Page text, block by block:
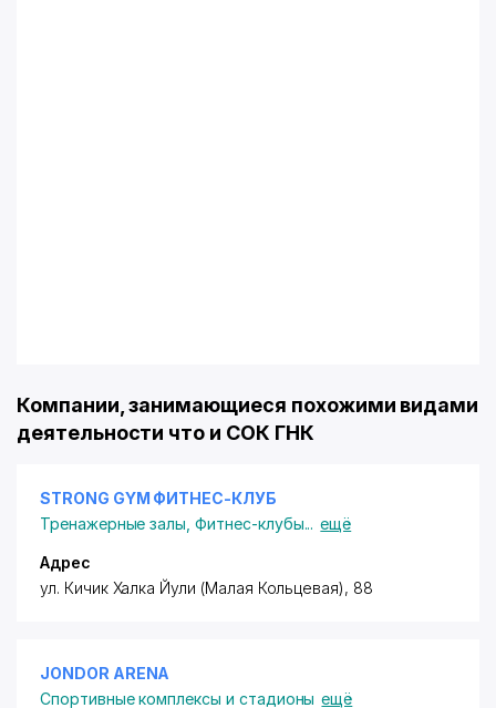
Компании, занимающиеся похожими видами
деятельности что и СОК ГНК
STRONG GYM ФИТНЕС-КЛУБ
Тренажерные залы ,Фитнес-клубы... ещё
Адрес
ул. Кичик Халка Йули (Малая Кольцевая), 88
JONDOR ARENA
Спортивные комплексы и стадионы ещё